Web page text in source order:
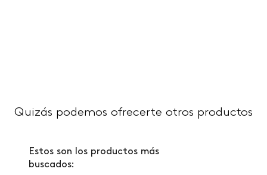
Quizás podemos ofrecerte otros productos
Estos son los productos más
buscados: